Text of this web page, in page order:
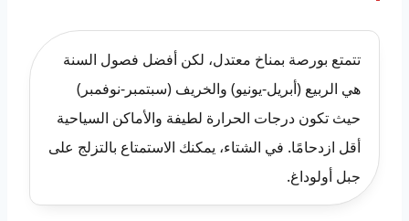
تتمتع بورصة بمناخ معتدل، لكن أفضل فصول السنة
هي الربيع (أبريل-يونيو) والخريف (سبتمبر-نوفمبر)
حيث تكون درجات الحرارة لطيفة والأماكن السياحية
أقل ازدحامًا. في الشتاء، يمكنك الاستمتاع بالتزلج على
جبل أولوداغ.